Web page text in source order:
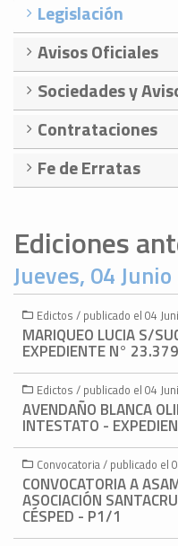
Legislación
Avisos Oficiales
Sociedades y
Contrataciones
Fe de Erratas
Ediciones
Jueves, 04
Edictos / publicado el 04
MARIQUEO LUCIA S/
EXPEDIENTE N°
Edictos / publicado el 04
AVENDAÑO BLANCA
INTESTATO -
Convocatoria / publicado el
CONVOCATORIA A
ASOCIACIÓN
CÉSPED - P1/1